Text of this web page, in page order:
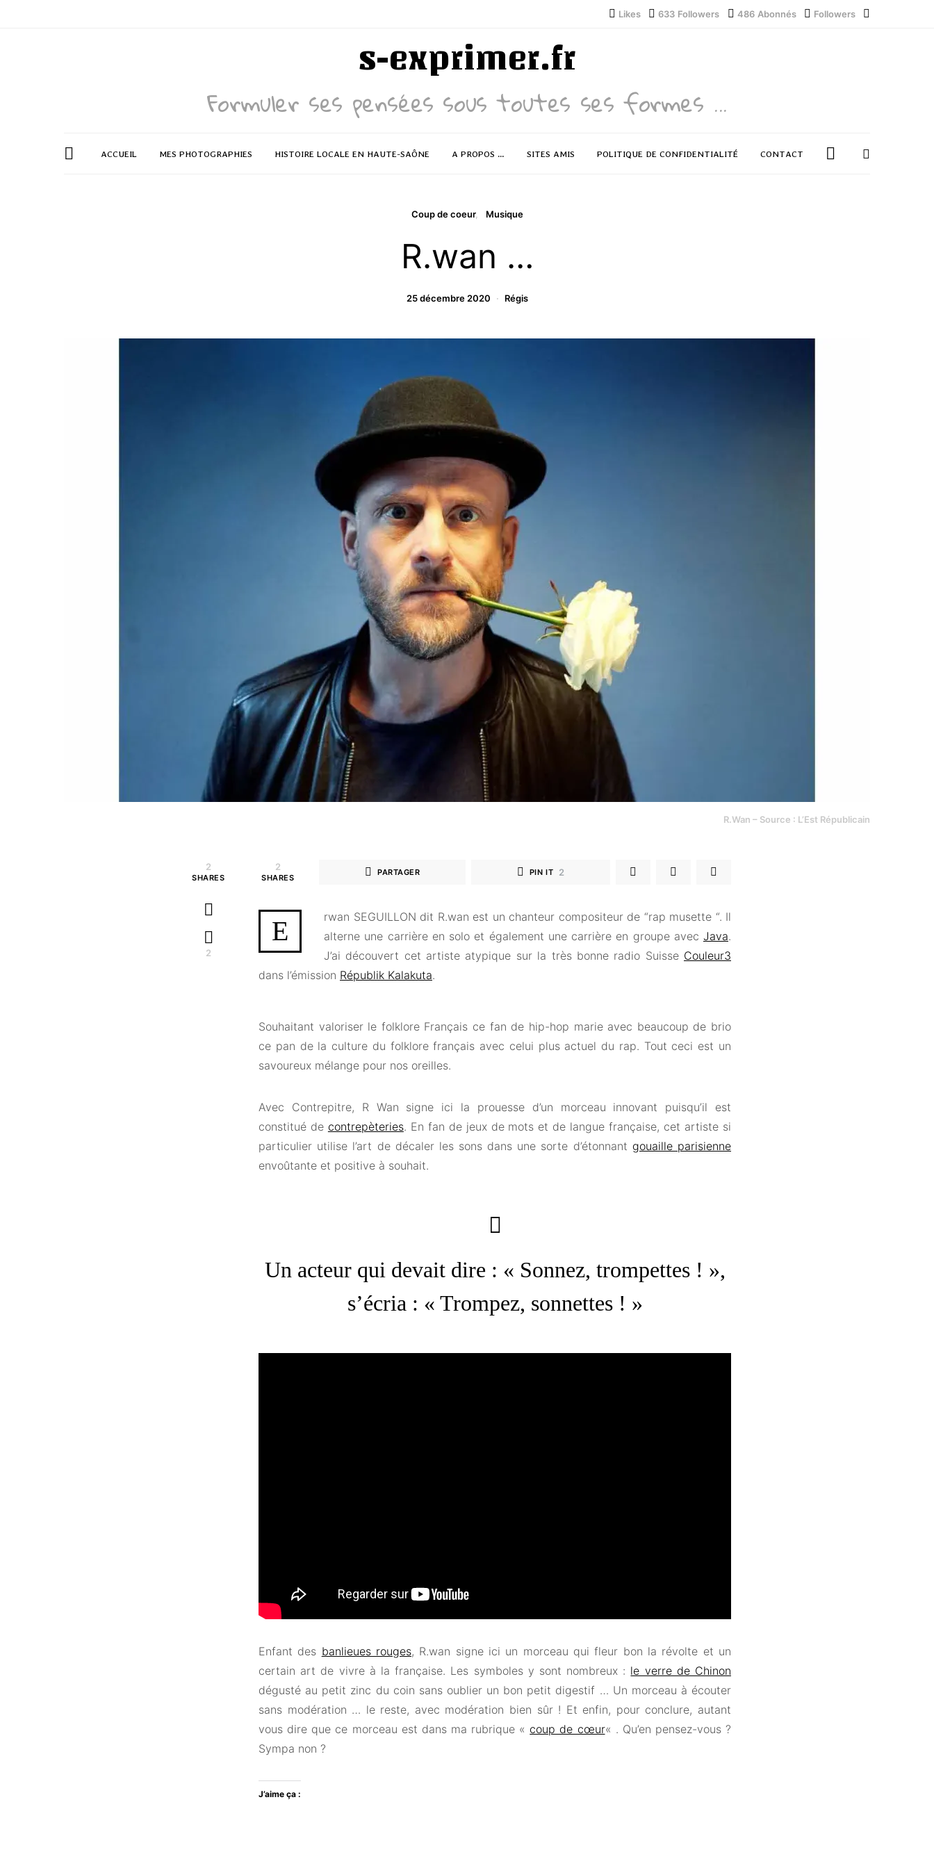
Likes 633 Followers 486 Abonnés Followers
s-exprimer.fr
Formuler ses pensées sous toutes ses formes ...
ACCUEIL MES PHOTOGRAPHIES HISTOIRE LOCALE EN HAUTE-SAÔNE A PROPOS … SITES AMIS POLITIQUE DE CONFIDENTIALITÉ CONTACT
Coup de coeur Musique
R.wan …
25 décembre 2020 Régis
R.Wan – Source : L’Est Républicain
2
SHARES
2
2
SHARES
PARTAGER PIN IT 2
E
rwan SEGUILLON dit R.wan est un chanteur compositeur de “rap musette “. Il
alterne une carrière en solo et également une carrière en groupe avec Java.
J’ai découvert cet artiste atypique sur la très bonne radio Suisse Couleur3
dans l’émission Républik Kalakuta.
Souhaitant valoriser le folklore Français ce fan de hip-hop marie avec beaucoup de brio
ce pan de la culture du folklore français avec celui plus actuel du rap. Tout ceci est un
savoureux mélange pour nos oreilles.
Avec Contrepitre, R Wan signe ici la prouesse d’un morceau innovant puisqu’il est
constitué de contrepèteries. En fan de jeux de mots et de langue française, cet artiste si
particulier utilise l’art de décaler les sons dans une sorte d’étonnant gouaille parisienne
envoûtante et positive à souhait.
Un acteur qui devait dire : « Sonnez, trompettes ! »,
s’écria : « Trompez, sonnettes ! »
Enfant des banlieues rouges, R.wan signe ici un morceau qui fleur bon la révolte et un
certain art de vivre à la française. Les symboles y sont nombreux : le verre de Chinon
dégusté au petit zinc du coin sans oublier un bon petit digestif … Un morceau à écouter
sans modération … le reste, avec modération bien sûr ! Et enfin, pour conclure, autant
vous dire que ce morceau est dans ma rubrique « coup de cœur« . Qu’en pensez-vous ?
Sympa non ?
J’aime ça :